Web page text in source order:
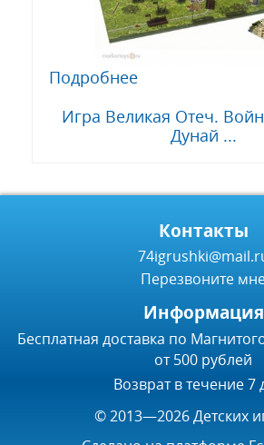
Подробнее
Игра Великая Отеч.
Дунай ...
Контакты
Перезвоните
Информация
Бесплатная доставка по
от 500 рублей
Возврат в течение 7
© 2013—2026 Детских